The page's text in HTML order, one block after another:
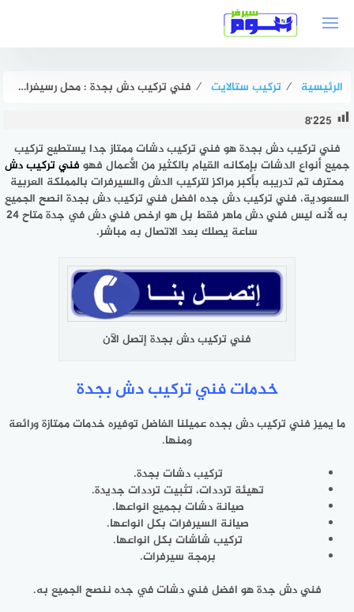
الرئيسية ⁄ تركيب ستالايت ⁄ فني تركيب دش بجدة : محل رسيفرات جدة الأقرب لموقعي 0563492810 هوم سيرفر
8٬225
فني تركيب دش بجدةهو فني تركيب دشات ممتاز جدا يستطيع تركيب
جميع أنواع الدشات بإمكانه القيام بالكثير من الأعمال فهو فني تركيب دش
محترف تم تدريبه بأكبر مراكز لتركيب الدش والسيرفرات بالمملكة العربية
السعودية، فني تركيب دش جده افضل فني تركيب دش بجدة انصح الجميع
به لأنه ليس فني دش ماهر فقط بل هو ارخص فني دش في جدة متاح 24
ساعة يصلك بعد الاتصال به مباشر.
فني تركيب دش بجدة إتصل الآن
خدمات فني تركيب دش بجدة
ما يميز فني تركيب دش بجده عميلنا الفاضل توفيره خدمات ممتازة ورائعة
ومنها.
تركيب دشات بجدة.
تهيئة ترددات، تثبيت ترددات جديدة.
صيانة دشات بجميع انواعها.
صيانة السيرفرات بكل انواعها.
تركيب شاشات بكل انواعها.
برمجة سيرفرات.
فني دش جدة هو افضل فني دشات في جده ننصح الجميع به.